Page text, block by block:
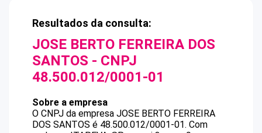
Resultados da consulta:
JOSE BERTO FERREIRA DOS
SANTOS - CNPJ
48.500.012/0001-01
Sobre a empresa
O CNPJ da empresa JOSE BERTO FERREIRA
DOS SANTOS é 48.500.012/0001-01. Com